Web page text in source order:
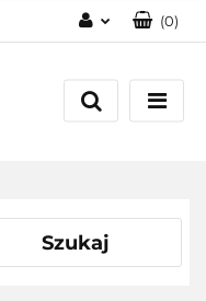
Zarejestruj się
(0)
Szukaj